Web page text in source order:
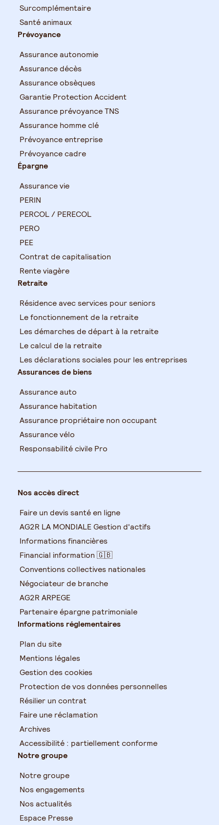
Surcomplémentaire
Santé animaux
Prévoyance
Assurance autonomie
Assurance décès
Assurance obsèques
Garantie Protection Accident
Assurance prévoyance TNS
Assurance homme clé
Prévoyance entreprise
Prévoyance cadre
Épargne
Assurance vie
PERIN
PERCOL / PERECOL
PERO
PEE
Contrat de capitalisation
Rente viagère
Retraite
Résidence avec services pour seniors
Le fonctionnement de la retraite
Les démarches de départ à la retraite
Le calcul de la retraite
Les déclarations sociales pour les entreprises
Assurances de biens
Assurance auto
Assurance habitation
Assurance propriétaire non occupant
Assurance vélo
Responsabilité civile Pro
Nos accès direct
Faire un devis santé en ligne
AG2R LA MONDIALE Gestion d'actifs
Informations financières
Financial information 🇬🇧
Conventions collectives nationales
Négociateur de branche
AG2R ARPEGE
Partenaire épargne patrimoniale
Informations réglementaires
Plan du site
Mentions légales
Gestion des cookies
Protection de vos données personnelles
Résilier un contrat
Faire une réclamation
Archives
Accessibilité : partiellement conforme
Notre groupe
Notre groupe
Nos engagements
Nos actualités
Espace Presse